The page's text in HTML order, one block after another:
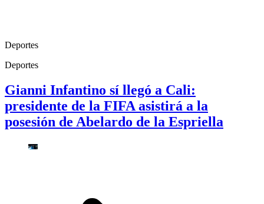
Deportes
Deportes
Gianni Infantino sí llegó a Cali:
presidente de la FIFA asistirá a la
posesión de Abelardo de la Espriella